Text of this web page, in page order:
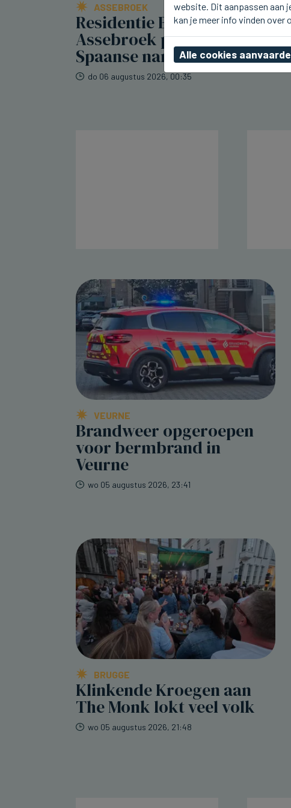
ASSEBROEK
Residentie Berkenhof in
Assebroek pakt uit met
Spaanse namiddag
do 06 augustus 2026, 00:35
VEURNE
Brandweer opgeroepen
voor bermbrand in
Veurne
wo 05 augustus 2026, 23:41
BRUGGE
Klinkende Kroegen aan
The Monk lokt veel volk
wo 05 augustus 2026, 21:48
website. Dit aanpassen aan
kan je meer info vinden over
Alle cookies